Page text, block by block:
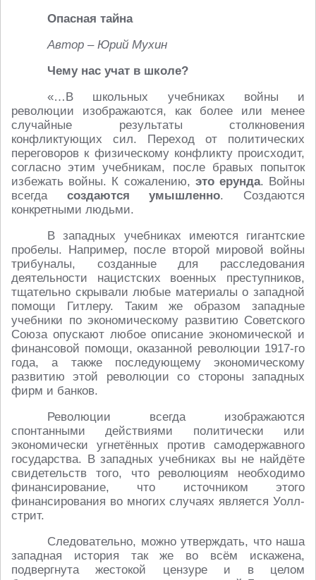
Опасная тайна
Автор – Юрий Мухин
Чему нас учат в школе?
«…В школьных учебниках войны и
революции изображаются, как более или менее
случайные результаты столкновения
конфликтующих сил. Переход от политических
переговоров к физическому конфликту происходит,
согласно этим учебникам, после бравых попыток
избежать войны. К сожалению, это ерунда. Войны
всегда создаются умышленно. Создаются
конкретными людьми.
В западных учебниках имеются гигантские
пробелы. Например, после второй мировой войны
трибуналы, созданные для расследования
деятельности нацистских военных преступников,
тщательно скрывали любые материалы о западной
помощи Гитлеру. Таким же образом западные
учебники по экономическому развитию Советского
Союза опускают любое описание экономической и
финансовой помощи, оказанной революции 1917-го
года, а также последующему экономическому
развитию этой революции со стороны западных
фирм и банков.
Революции всегда изображаются
спонтанными действиями политически или
экономически угнетённых против самодержавного
государства. В западных учебниках вы не найдёте
свидетельств того, что революциям необходимо
финансирование, что источником этого
финансирования во многих случаях является Уолл-
стрит.
Следовательно, можно утверждать, что наша
западная история так же во всём искажена,
подвергнута жестокой цензуре и в целом